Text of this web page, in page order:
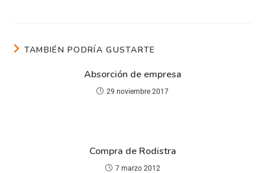
TAMBIÉN PODRÍA GUSTARTE
Absorción de empresa
29 noviembre 2017
Compra de Rodistra
7 marzo 2012